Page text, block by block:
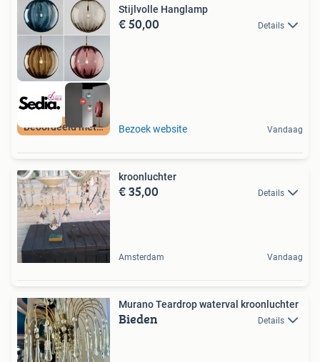
Beoordeeld met 9+
Stijlvolle Hanglamp
€ 50,00 Details
Bezoek website Vandaag
kroonluchter
€ 35,00 Details
Amsterdam Vandaag
Murano Teardrop waterval kroonluchter
Bieden Details